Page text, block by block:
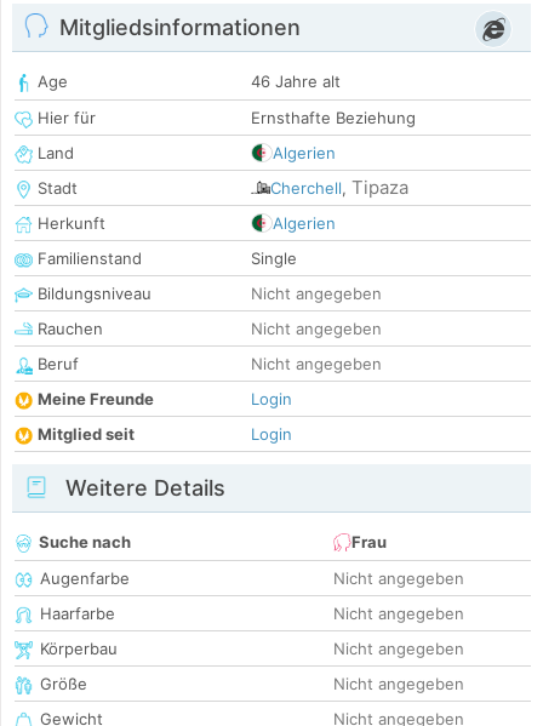
Mitgliedsinformationen
Age
46 Jahre alt
Hier für
Ernsthafte Beziehung
Land
Algerien
Stadt
Cherchell, Tipaza
Herkunft
Algerien
Familienstand
Single
Bildungsniveau
Nicht angegeben
Rauchen
Nicht angegeben
Beruf
Nicht angegeben
Meine Freunde
Login
Mitglied seit
Login
Weitere Details
Suche nach
Frau
Augenfarbe
Nicht angegeben
Haarfarbe
Nicht angegeben
Körperbau
Nicht angegeben
Größe
Nicht angegeben
Gewicht
Nicht angegeben